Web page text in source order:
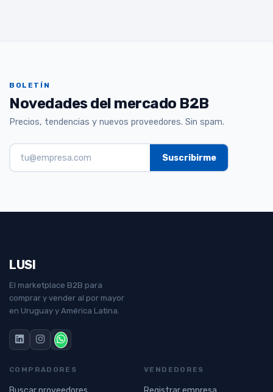
BOLETÍN
Novedades del mercado B2B
Precios, tendencias y nuevos proveedores. Sin spam.
LUSI
El marketplace B2B para
comprar y vender al por mayor
en Uruguay y América Latina.
COMPRADORES VENDEDORES